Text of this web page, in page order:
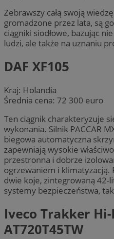
Zebrawszy całą swoją
gromadzone przez lata, są
ciągniki siodłowe, bazując
ludzi, ale także na uznaniu
DAF XF105
Kraj: Holandia
Średnia cena: 72 300 euro
Ten ciągnik charakteryzuje
wykonania. Silnik PACCAR
biegowa automatyczna
zapewniają wysokie
przestronna i dobrze
ogrzewaniem i klimatyzacją.
dwie koje, zintegrowaną 42-
systemy bezpieczeństwa,
Iveco Trakker
AT720T45TW